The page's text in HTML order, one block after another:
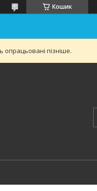
Кошик
опрацьовані пізніше.